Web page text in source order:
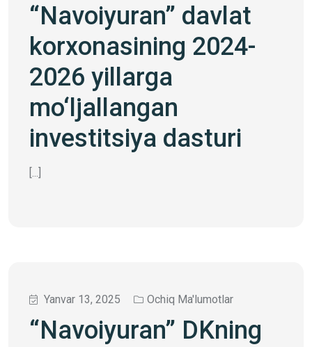
“Navoiyuran” davlat
korxonasining 2024-
2026 yillarga
mo‘ljallangan
investitsiya dasturi
[...]
Yanvar 13, 2025 Ochiq Ma'lumotlar
“Navoiyuran” DKning